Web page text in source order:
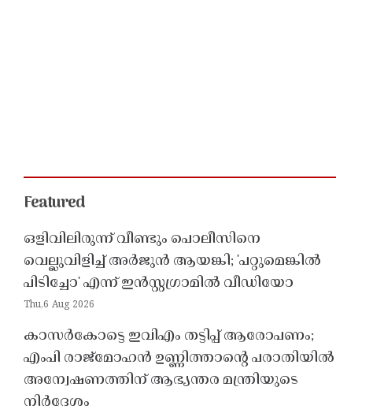
Featured
ഒളിവിലിരുന്ന് വീണ്ടും പൊലീസിനെ
വെല്ലുവിളിച്ച് അർജുൻ ആയങ്കി; 'പറ്റുമെങ്കിൽ
പിടിച്ചോ' എന്ന് ഇൻസ്റ്റഗ്രാമിൽ വീഡിയോ
Thu,6 Aug 2026
കാസർകോട്ടെ ഇവിഎം തട്ടിപ്പ് ആരോപണം;
എംപി രാജ്‌മോഹൻ ഉണ്ണിത്താന്റെ പരാതിയിൽ
അന്വേഷണത്തിന് ആഭ്യന്തര മന്ത്രിയുടെ
നിർദേശം